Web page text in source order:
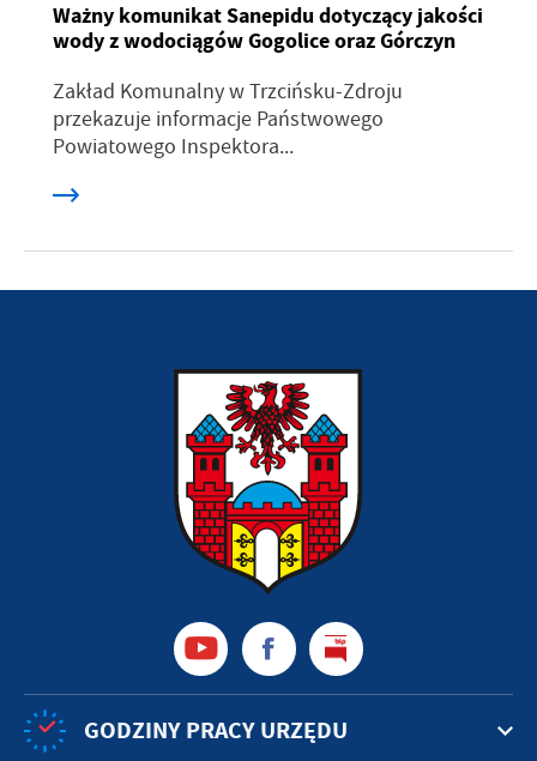
Ważny komunikat Sanepidu dotyczący jakości
wody z wodociągów Gogolice oraz Górczyn
Zakład Komunalny w Trzcińsku-Zdroju
przekazuje informacje Państwowego
Powiatowego Inspektora...
GODZINY PRACY URZĘDU